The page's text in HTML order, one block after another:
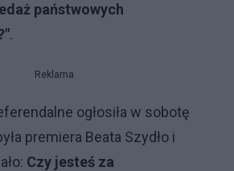
państwowych
.
Reklama
ogłosiła w sobotę
premiera Beata Szydło i
Czy jesteś za